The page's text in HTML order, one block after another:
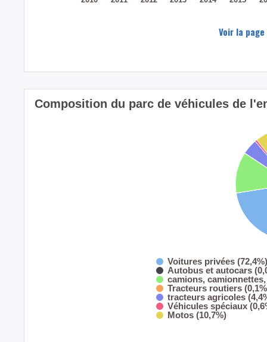
Voir la
Composition du parc de véhicules de
Voitures privées (72,4%)
Autobus et autocars
camions,
Tracteurs routiers
tracteurs agricoles
Véhicules spéciaux
Motos (10,7%)